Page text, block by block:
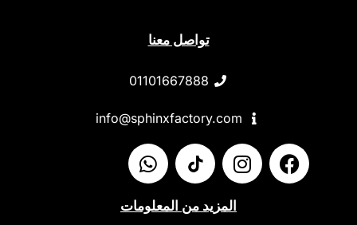
تواصل معنا
01101667888
info@sphinxfactory.com​
المزيد من المعلومات